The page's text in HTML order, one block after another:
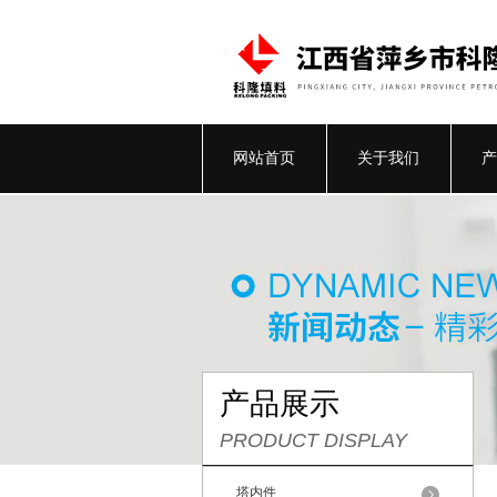
网站首页 关于我们
产品展示
PRODUCT DISPLAY
塔内件